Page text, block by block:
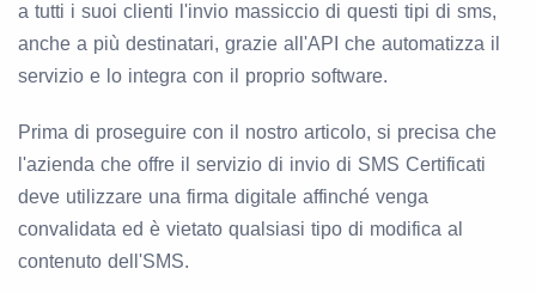
a tutti i suoi clienti l'invio massiccio di questi tipi di sms,
anche a più destinatari, grazie all'API che automatizza il
servizio e lo integra con il proprio software.
Prima di proseguire con il nostro articolo, si precisa che
l'azienda che offre il servizio di invio di SMS Certificati
deve utilizzare una firma digitale affinché venga
convalidata ed è vietato qualsiasi tipo di modifica al
contenuto dell'SMS.